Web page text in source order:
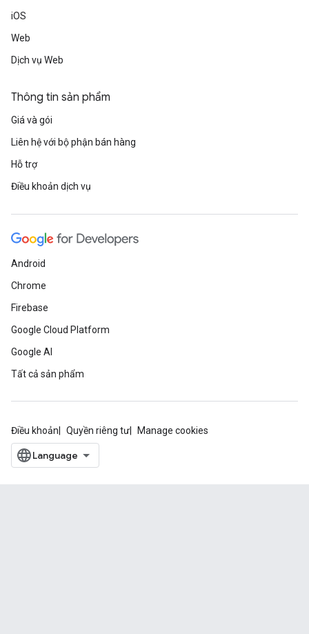
iOS
Web
Dịch vụ Web
Thông tin sản phẩm
Giá và gói
Liên hệ với bộ phận bán hàng
Hỗ trợ
Điều khoản dịch vụ
Android
Chrome
Firebase
Google Cloud Platform
Google AI
Tất cả sản phẩm
Điều khoản Quyền riêng tư Manage cookies